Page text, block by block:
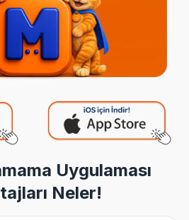
Uygulaması
Neler!